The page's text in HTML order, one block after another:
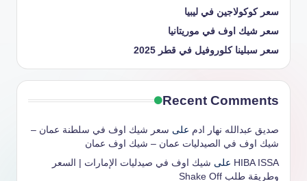
سعر كوكولاجين في ليبيا
سعر شيك اوف في موريتانيا
سعر سبلينا كلوروفيل في قطر 2025
Recent Comments
صديق عبدالله نهار ادم على سعر شيك اوف في سلطنة عمان –
شيك اوف في الصيدليات عمان – شيك اوف عمان
HIBA ISSA على شيك اوف في صيدليات الإمارات | السعر
وطريقة طلب Shake Off